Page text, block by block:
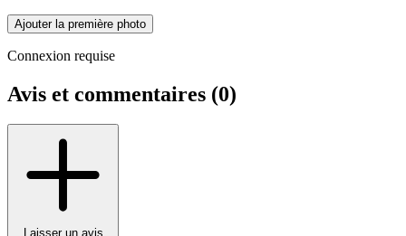
Ajouter la première photo
Connexion requise
Avis et commentaires (0)
Laisser un avis